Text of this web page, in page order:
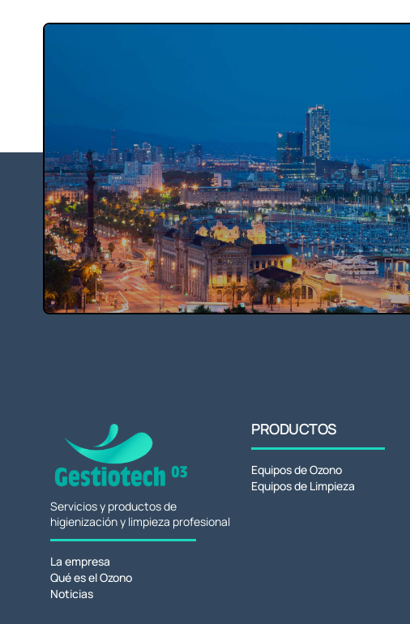
Servicios y productos de
higienización y limpieza profesional
La empresa
Qué es el Ozono
Noticias
PRODUCTOS
Equipos de Ozono
Equipos de Limpieza